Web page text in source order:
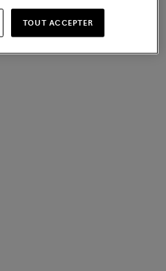
TOUT ACCEPTER